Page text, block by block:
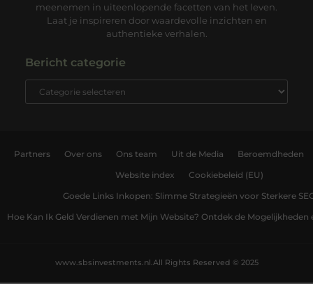
meenemen in uiteenlopende facetten van het leven.
Laat je inspireren door waardevolle inzichten en
authentieke verhalen.
Bericht categorie
Partners Over ons Ons team Uit de Media Beroemdheden
Website index Cookiebeleid (EU)
Goede Links Inkopen: Slimme Strategieën voor Sterkere
Hoe Kan Ik Geld Verdienen met Mijn Website? Ontdek de Mogelijkheden
All Rights Reserved © 2025
www.sbsinvestments.nl.